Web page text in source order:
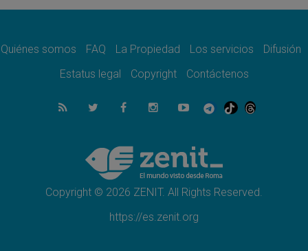
06.08.2026
05.08.2026
sociedad necesita el mensaje del Evangelio
Santa María la Mayor, Makrickas: La gracia
de Dios desciende sobre el mundo
Cristianos y confucianos: Respeto y
sabiduría para afrontar los urgentes desafíos
de hoy
Quiénes somos FAQ La Propiedad Los servicios
Difusión
Estatus legal
Copyright Contáctenos
Copyright © 2026 ZENIT. All Rights Reserved.
https://es.zenit.org